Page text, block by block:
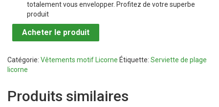
totalement vous envelopper. Profitez de votre superbe
produit
Acheter le produit
Catégorie: Vêtements motif Licorne Étiquette: Serviette de plage
licorne
Produits similaires